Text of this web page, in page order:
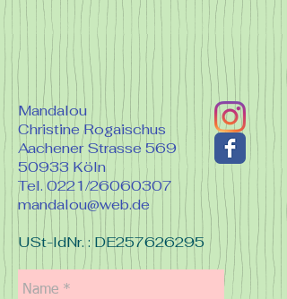
Mandalou
Christine Rogaischus
Aachener Strasse 569
50933 Köln
Tel. 0221/26060307
mandalou@web.de
USt-IdNr. : DE257626295